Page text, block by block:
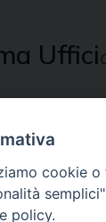
Uffici
cookie o
policy.